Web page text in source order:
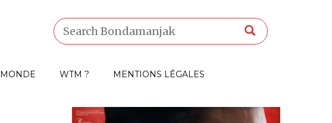
MONDE WTM ? MENTIONS LÉGALES